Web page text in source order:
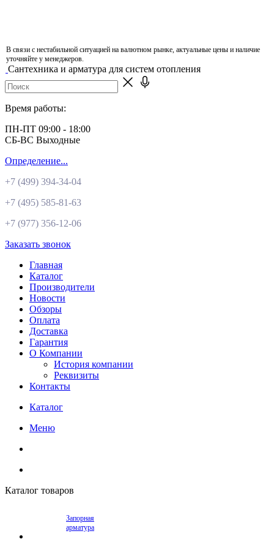
В связи с нестабильной ситуацией на валютном рынке, актуальные цены и наличие
уточняйте у менеджеров.
Сантехника и арматура для систем отопления
Время работы:
ПН-ПТ 09:00 - 18:00
СБ-ВС Выходные
Определение...
+7 (499) 394-34-04
+7 (495) 585-81-63
+7 (977) 356-12-06
Заказать звонок
Главная
Каталог
Производители
Новости
Обзоры
Оплата
Доставка
Гарантия
О Компании
История компании
Реквизиты
Контакты
Каталог
Меню
Каталог товаров
Запорная
арматура